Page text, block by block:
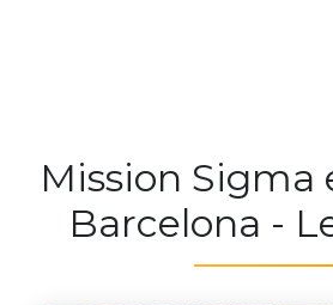
Mission Sigma
Barcelona -